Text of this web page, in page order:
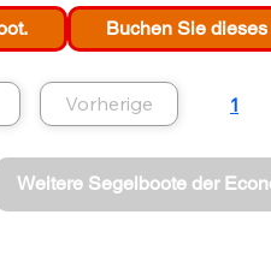
Buchen Sie
Vorherige 1Seite
Weitere Segelboote der